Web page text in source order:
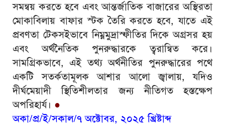
সমন্বয় করতে হবে এবং আন্তর্জাতিক বাজারের অস্থিরতা
মোকাবিলায় বাফার স্টক তৈরি করতে হবে, যাতে এই
প্রবণতা টেকসইভাবে নিম্নমুদ্রাস্ফীতির দিকে অগ্রসর হয়
এবং অর্থনৈতিক পুনরুদ্ধারকে ত্বরান্বিত করে।
সামগ্রিকভাবে, এই তথ্য অর্থনীতির পুনরুদ্ধারের পথে
একটি সতর্কতামূলক আশার আলো জ্বালায়, যদিও
দীর্ঘমেয়াদী স্থিতিশীলতার জন্য নীতিগত হস্তক্ষেপ
অপরিহার্য। ●
অকা/প্র/ই/সকাল/৭ অক্টোবর, ২০২৫ খ্রিষ্টাব্দ